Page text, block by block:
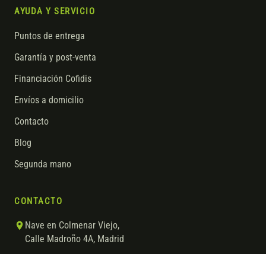
AYUDA Y SERVICIO
Puntos de entrega
Garantía y post-venta
Financiación Cofidis
Envíos a domicilio
Contacto
Blog
Segunda mano
CONTACTO
Nave en Colmenar Viejo,
Calle Madroño 4A, Madrid